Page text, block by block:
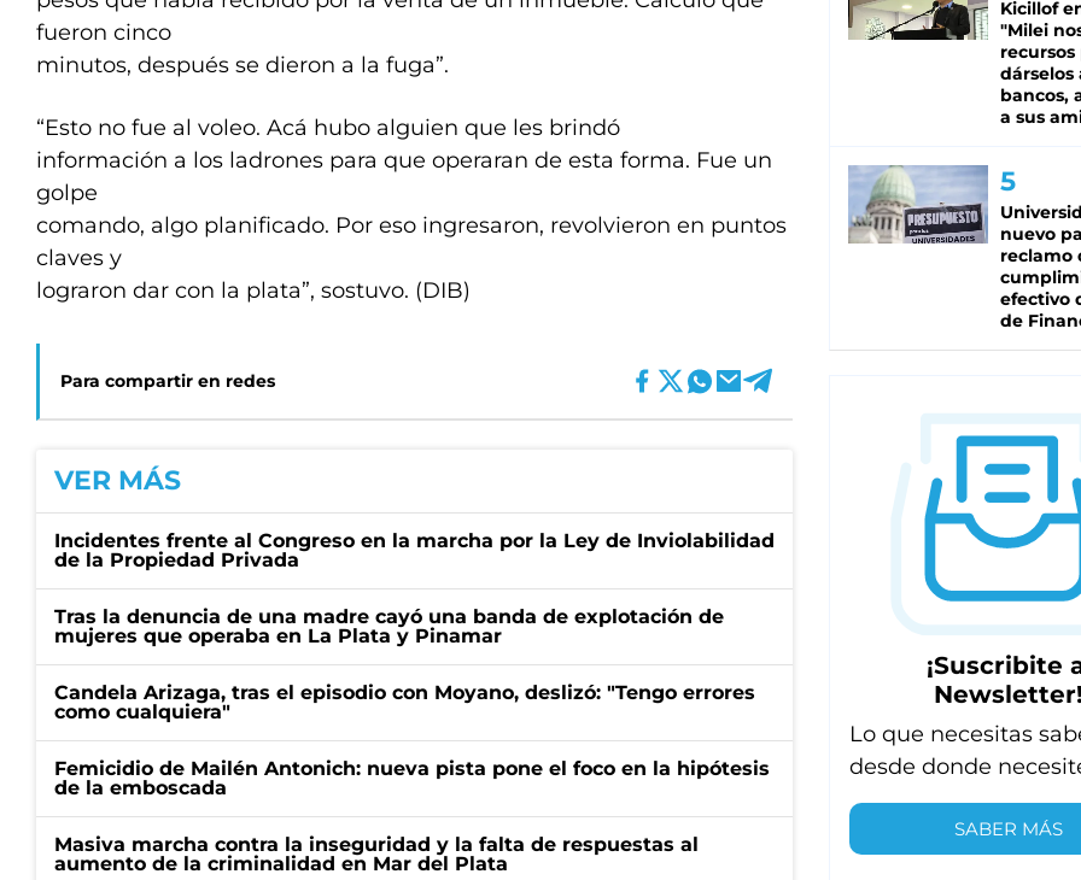
fueron cinco
minutos, después se dieron a la fuga”.
“Esto no fue al voleo. Acá hubo alguien que les brindó
información a los ladrones para que operaran de esta forma. Fue un
golpe
comando, algo planificado. Por eso ingresaron, revolvieron en puntos
claves y
lograron dar con la plata”, sostuvo. (DIB)
Para compartir en redes
VER MÁS
Incidentes frente al Congreso en la marcha por la Ley de Inviolabilidad
de la Propiedad Privada
Tras la denuncia de una madre cayó una banda de explotación de
mujeres que operaba en La Plata y Pinamar
Candela Arizaga, tras el episodio con Moyano, deslizó: "Tengo errores
como cualquiera"
Femicidio de Mailén Antonich: nueva pista pone el foco en la hipótesis
de la emboscada
Masiva marcha contra la inseguridad y la falta de respuestas al
aumento de la criminalidad en Mar del Plata
Kicillof
"Milei
recursos
dárselos
bancos,
a sus
nuevo
reclamo
efectivo
de
¡Suscribite
Newsletter!
Lo que necesitas
desde donde
SABER MÁS